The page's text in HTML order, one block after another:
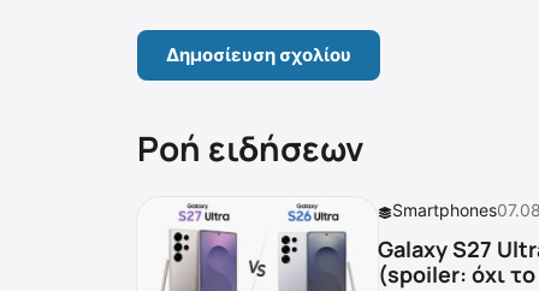
Ροή ειδήσεων
Smartphones
Galaxy S27
(spoiler: όχι